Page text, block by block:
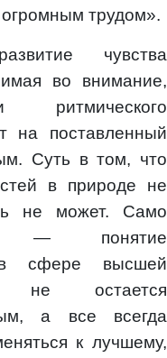
огромным трудом».
чувства
во внимание,
ритмического
на поставленный
Суть в том, что
в природе не
не может. Само
— понятие
в сфере высшей
не остается
а все всегда
к лучшему,